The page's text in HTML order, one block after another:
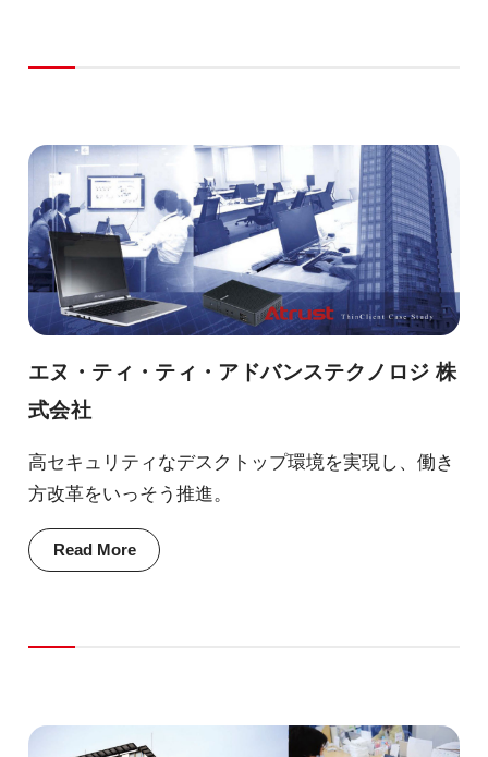
エヌ・ティ・ティ・アドバンステクノロジ 株
式会社
高セキュリティなデスクトップ環境を実現し、働き
方改革をいっそう推進。
Read More